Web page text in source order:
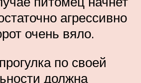
агрессивно
очень вяло.
по своей
должна